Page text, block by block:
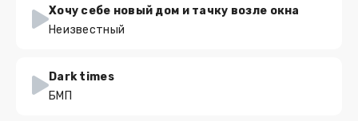
Хочу себе новый дом и тачку возле окна
Неизвестный
Dark times
БМП